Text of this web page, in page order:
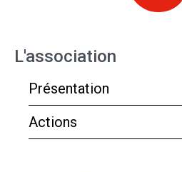
L'association
Présentation
Actions